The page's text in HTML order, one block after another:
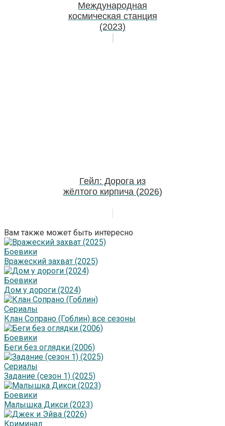
Международная
космическая станция
(2023)
Гейл: Дорога из
жёлтого кирпича (2026)
Вам также может быть интересно
Боевики
Вражеский захват (2025)
Боевики
Дом у дороги (2024)
Сериалы
Клан Сопрано (Гоблин) все сезоны
Боевики
Беги без оглядки (2006)
Сериалы
Задание (сезон 1) (2025)
Боевики
Малышка Дикси (2023)
Криминал